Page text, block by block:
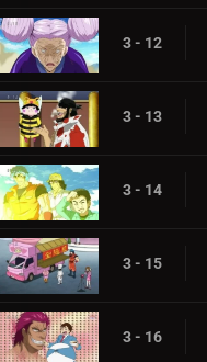
3 - 12
3 - 13
3 - 14
3 - 15
3 - 16